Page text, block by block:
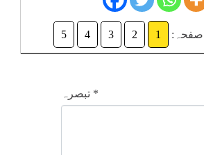
صفحہ: 1
2
3
4
5
تبصرہ *